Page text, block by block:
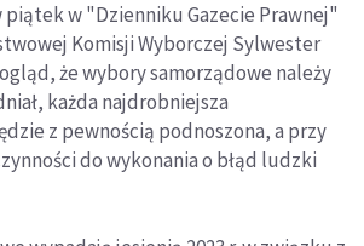
w "Dzienniku Gazecie Prawnej"
Komisji Wyborczej Sylwester
że wybory samorządowe należy
każda najdrobniejsza
z pewnością podnoszona, a przy
do wykonania o błąd ludzki